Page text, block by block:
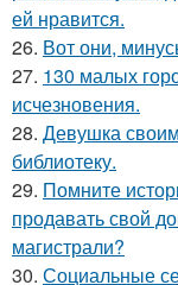
ей нравится.
26. Вот они,
27. 130 малых
исчезновения.
28. Девушка
библиотеку.
29. Помните
продавать свой
магистрали?
30. Социальные